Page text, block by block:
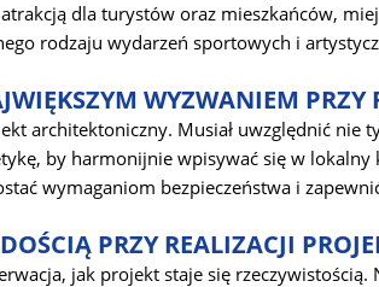
dla turystów oraz mieszkańców,
rodzaju wydarzeń sportowych i
WYZWANIEM PRZY
architektoniczny. Musiał uwzględnić nie
by harmonijnie wpisywać się w
wymaganiom bezpieczeństwa i
PRZY REALIZACJI
jak projekt staje się